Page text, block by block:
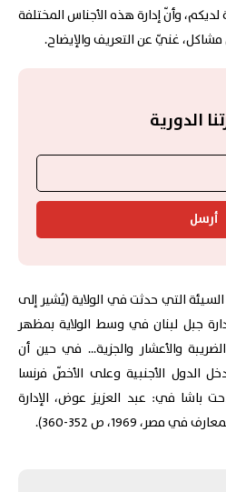
وأنّ إدارة هذه الأجناس المختلفة
غنيّ عن التعريف والإيضاح.
الدورية
أرسل
السيئة التي حدثت في الولاية (يُشير إلى
تشكيل إدارة جبل لبنان في وسط الولاية بمظهر
الضريبة والأعشار والجزية... في حين أن
الدول الأجنبية وعلى الأخصّ فرنسا
باشا في: عبد العزيز عوض، الإدارة
1969، ص 352-360).